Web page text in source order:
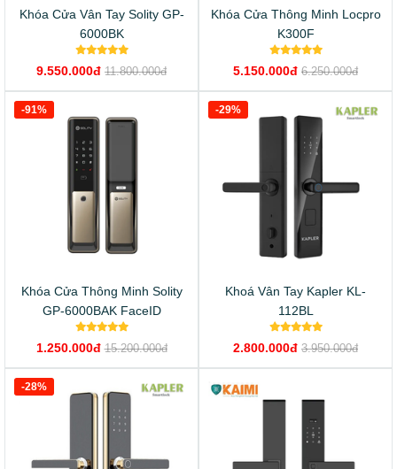
Khóa Cửa Vân Tay Solity GP-
6000BK
9.550.000đ 11.800.000đ
Khóa Cửa Thông Minh Locpro
K300F
5.150.000đ 6.250.000đ
Khóa Cửa Thông Minh Solity
GP-6000BAK FaceID
1.250.000đ 15.200.000đ
-91%
Khoá Vân Tay Kapler KL-
112BL
2.800.000đ 3.950.000đ
-29%
-28%